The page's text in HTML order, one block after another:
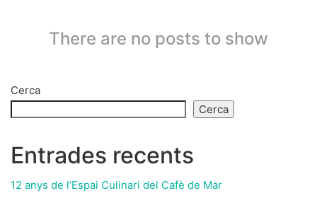
There are no posts to show
Cerca
Cerca
Entrades recents
12 anys de l’Espai Culinari del Cafè de Mar